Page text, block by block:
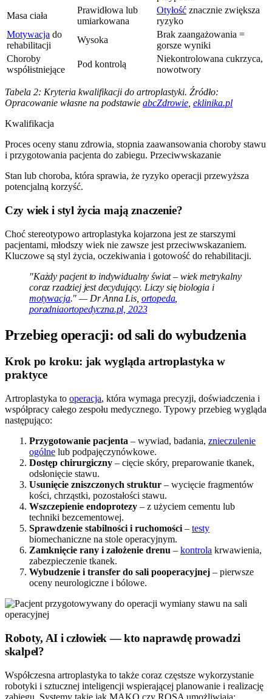
Masa ciała
Prawidłowa lub
umiarkowana
Otyłość znacznie zwiększa
ryzyko
Motywacja do
rehabilitacji
Wysoka
Brak zaangażowania =
gorsze wyniki
Choroby
współistniejące
Pod kontrolą
Niekontrolowana cukrzyca,
nowotwory
Tabela 2: Kryteria kwalifikacji do artroplastyki. Źródło:
Opracowanie własne na podstawie abcZdrowie eklinika.pl
Kwalifikacja
Proces oceny stanu zdrowia, stopnia zaawansowania choroby stawu
i przygotowania pacjenta do zabiegu. Przeciwwskazanie
Stan lub choroba, która sprawia, że ryzyko operacji przewyższa
potencjalną korzyść.
Czy wiek i styl życia mają znaczenie?
Choć stereotypowo artroplastyka kojarzona jest ze starszymi
pacjentami, młodszy wiek nie zawsze jest przeciwwskazaniem.
Kluczowe są styl życia, oczekiwania i gotowość do rehabilitacji.
"Każdy pacjent to indywidualny świat – wiek metrykalny
coraz rzadziej jest decydujący. Liczy się biologia i
motywacja." — Dr Anna Lis, ortopeda,
poradniaortopedyczna.pl, 2023
Przebieg operacji: od sali do wybudzenia
Krok po kroku: jak wygląda artroplastyka w
praktyce
Artroplastyka to operacja, która wymaga precyzji, doświadczenia i
współpracy całego zespołu medycznego. Typowy przebieg wygląda
następująco:
Przygotowanie pacjenta – wywiad, badania, znieczulenie
ogólne lub podpajęczynówkowe.
Dostęp chirurgiczny – cięcie skóry, preparowanie tkanek,
odsłonięcie stawu.
Usunięcie zniszczonych struktur – wycięcie fragmentów
kości, chrząstki, pozostałości stawu.
Wszczepienie endoprotezy – z użyciem cementu lub
techniki bezcementowej.
Sprawdzenie stabilności i ruchomości – testy
biomechaniczne na stole operacyjnym.
Zamknięcie rany i założenie drenu – kontrola krwawienia,
zabezpieczenie tkanek.
Wybudzenie i transfer do sali pooperacyjnej – pierwsze
oceny neurologiczne i bólowe.
Roboty, AI i człowiek — kto naprawdę prowadzi
skalpel?
Współczesna artroplastyka to także coraz częstsze wykorzystanie
robotyki i sztucznej inteligencji wspierającej planowanie i realizację
zabiegu. Systemy takie jak MAKO czy ROSA umożliwiają: